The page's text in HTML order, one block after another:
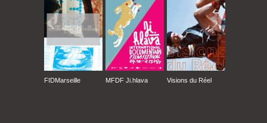
FIDMarseille MFDF Ji.hlava Visions du Réel